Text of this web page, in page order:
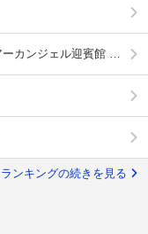
カンジェル迎賓館 宇
ランキングの続きを見る